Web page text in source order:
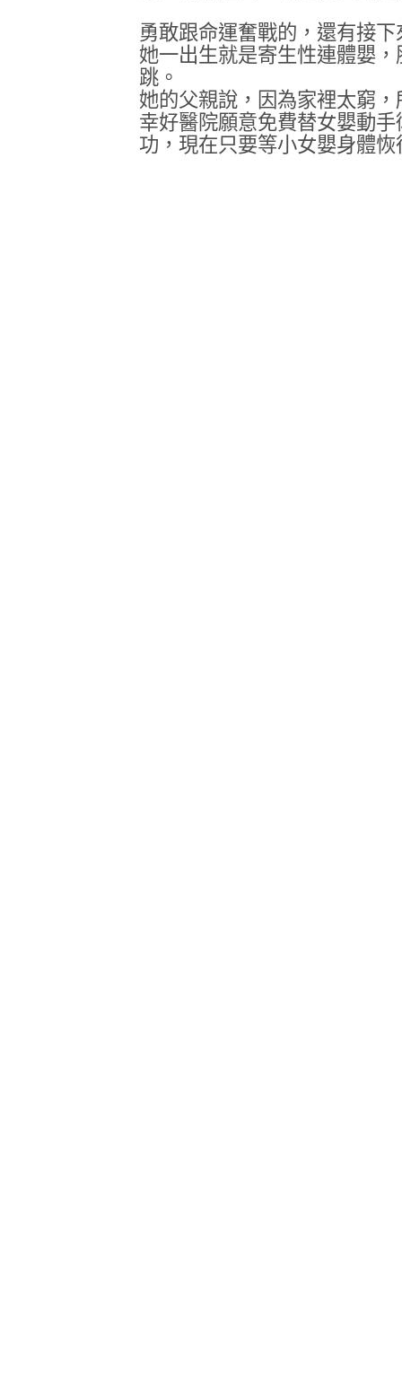
勇敢跟命運奮戰的，還有接
她一出生就是寄生性連體嬰
跳。
她的父親說，因為家裡太窮
幸好醫院願意免費替女嬰動
功，現在只要等小女嬰身體